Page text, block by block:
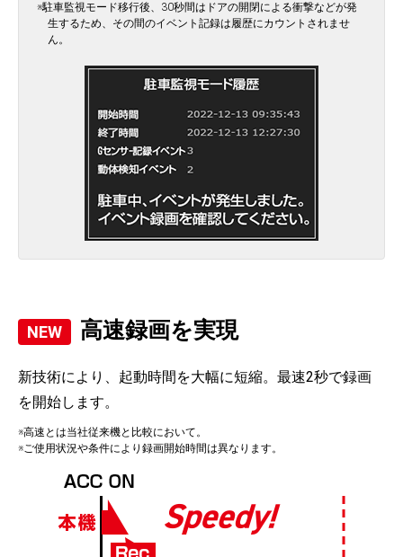
※駐車監視モード移行後、30秒間はドアの開閉による衝撃などが発
生するため、その間のイベント記録は履歴にカウントされませ
ん。
高速録画を実現
新技術により、起動時間を大幅に短縮。最速2秒で録画
を開始します。
※高速とは当社従来機と比較において。
※ご使用状況や条件により録画開始時間は異なります。